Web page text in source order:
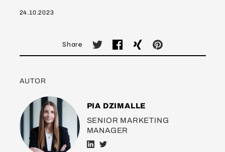
24.10.2023
Share
AUTOR
PIA DZIMALLE
SENIOR MARKETING
MANAGER